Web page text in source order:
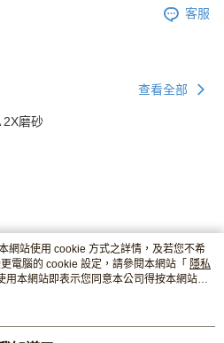
客服
查看全部
2X磨砂
網站使用 cookie 方式之詳情，及若您不希
電腦的 cookie 設定，請參閱本網站「 隱私
用本網站即表示您同意本公司得按本網站使